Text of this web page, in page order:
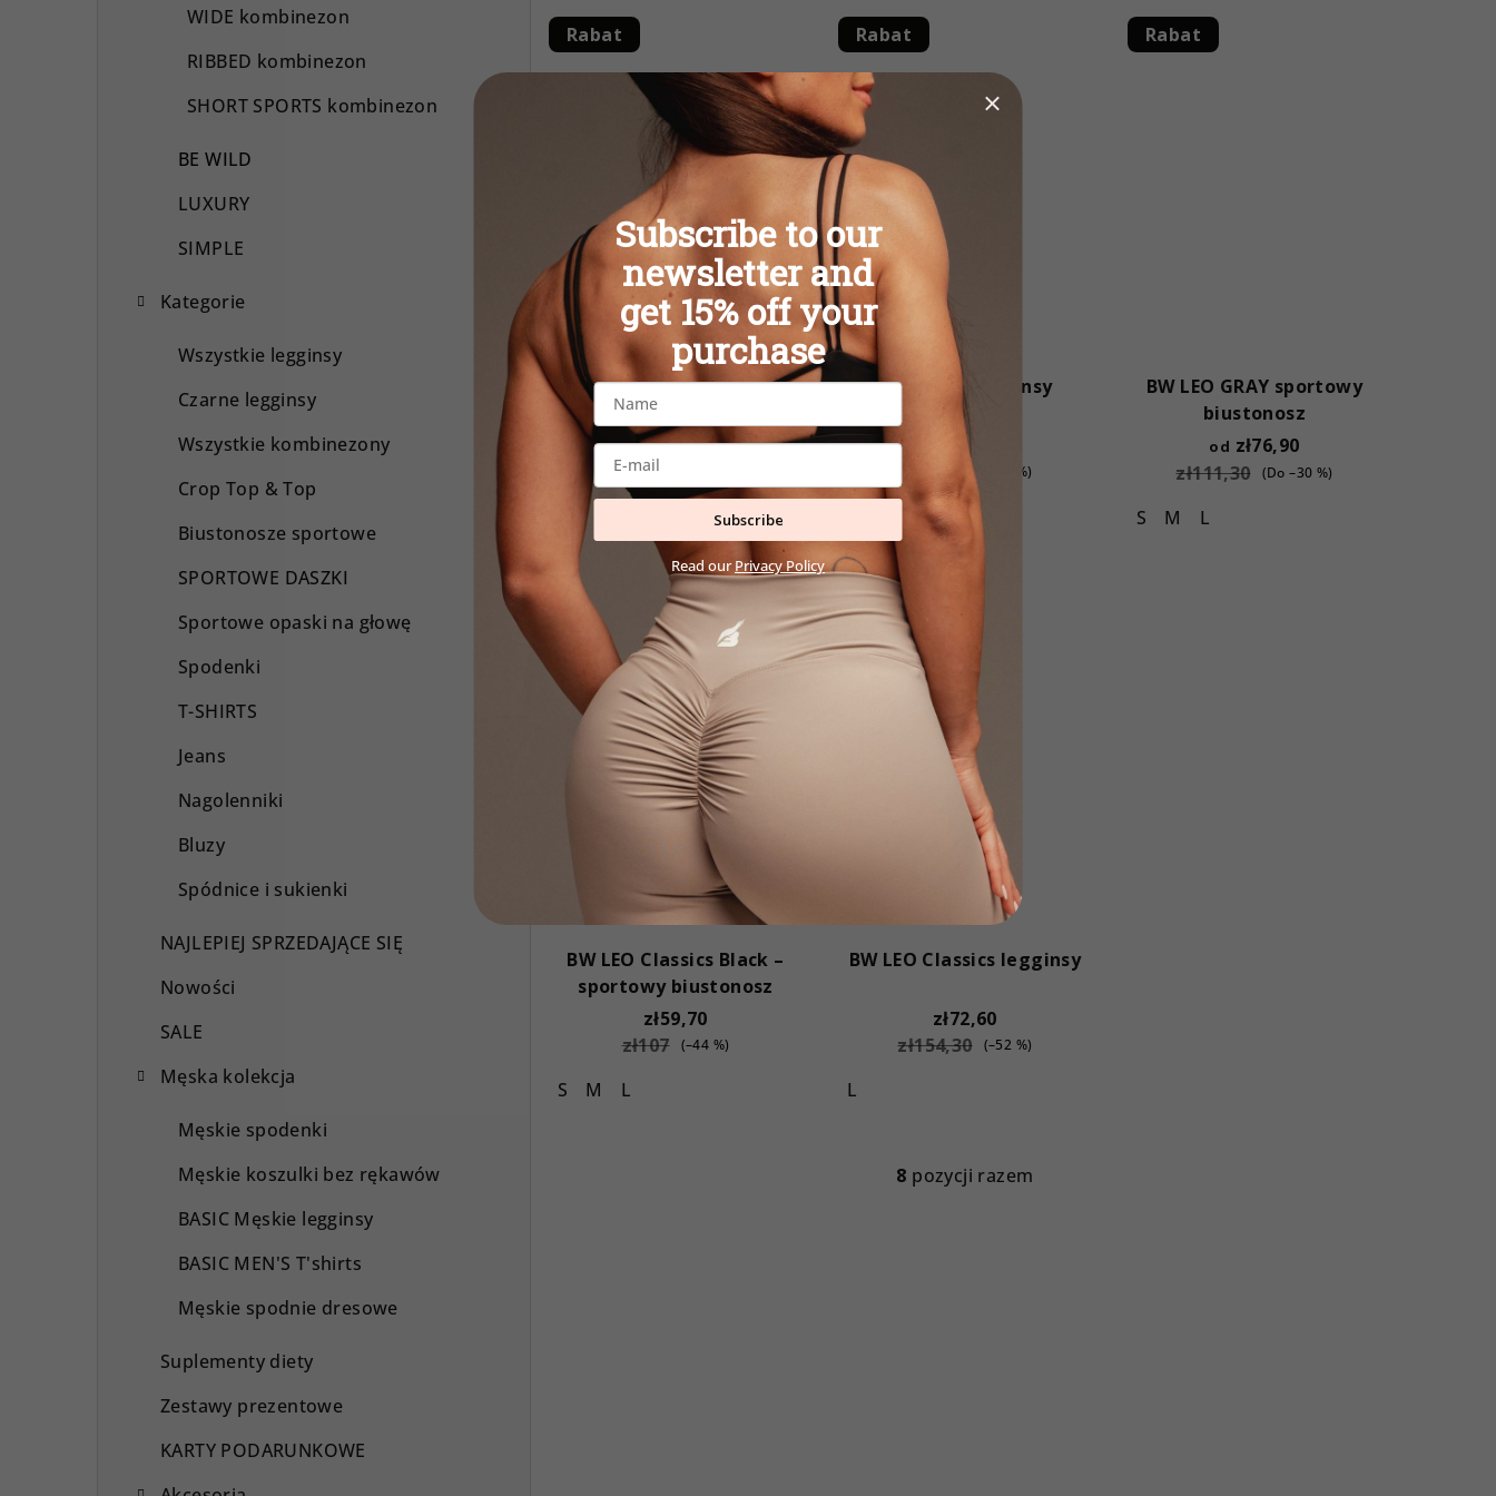
WIDE kombinezon
RIBBED kombinezon
SHORT SPORTS kombinezon
BE WILD
LUXURY
SIMPLE
Kategorie
Wszystkie legginsy
Czarne legginsy
Wszystkie kombinezony
Crop Top & Top
Biustonosze sportowe
SPORTOWE DASZKI
Sportowe opaski na głowę
Spodenki
T-SHIRTS
Jeans
Nagolenniki
Bluzy
Spódnice i sukienki
NAJLEPIEJ SPRZEDAJĄCE SIĘ
Nowości
SALE
Męska kolekcja
Męskie spodenki
Męskie koszulki bez rękawów
BASIC Męskie legginsy
BASIC MEN'S T'shirts
Męskie spodnie dresowe
Suplementy diety
Zestawy prezentowe
KARTY PODARUNKOWE
óRabat
LEO PINK sportowy
biustonosz
zł76,90
zł111,30
Rabat
LEO GRAY legginsy
zł128,50
zł158,60
(–18 %)
Rabat
BW LEO GRAY sportowy
biustonosz
od zł76,90
zł111,30
(Do –30 %)
S M L
Rabat
BW LEO Classics Black –
sportowy biustonosz
zł59,70
zł107
(–44 %)
S M L
Rabat
BW LEO Classics legginsy
zł72,60
zł154,30
(–52 %)
L
K
8 pozycji razem
Subscribe to our
newsletter and
get 15% off your
purchase
Subscribe
Read ourPrivacy Policy